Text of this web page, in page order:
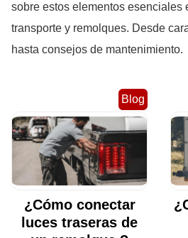
sobre estos elementos esenciales
transporte y remolques. Desde
hasta consejos de mantenimiento.
Blog
¿Cómo conectar
luces traseras de